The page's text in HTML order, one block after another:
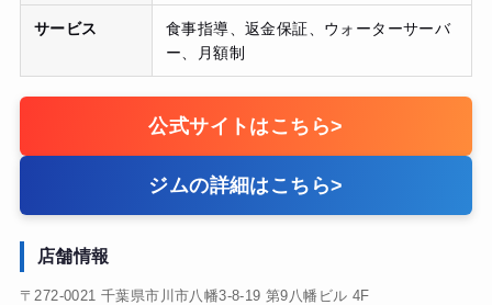
サービス
食事指導、返金保証、ウォーターサーバ
ー、月額制
公式サイトはこちら>
ジムの詳細はこちら>
店舗情報
〒272-0021 千葉県市川市八幡3-8-19 第9八幡ビル 4F